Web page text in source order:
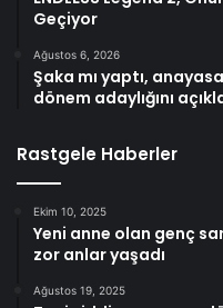
Geçiyor
Ağustos 6, 2026
Şaka mı yaptı,
dönem adaylığını
Rastgele Haberler
Ekim 10, 2025
Yeni anne olan genç
zor anlar yaşadı
Ağustos 19, 2025